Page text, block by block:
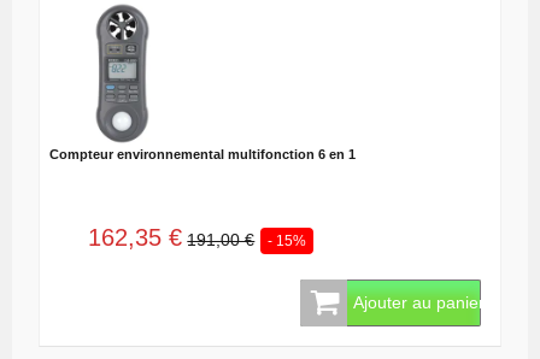
Compteur environnemental multifonction 6 en 1
162,35 € 191,00 € - 15%
Ajouter au panier